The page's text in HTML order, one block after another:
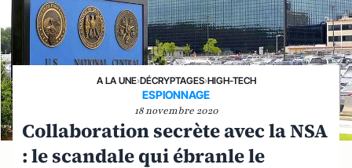
A LA UNE›DÉCRYPTAGES›HIGH-TECH
ESPIONNAGE
18 novembre 2020
Collaboration secrète avec la NSA
: le scandale qui ébranle le